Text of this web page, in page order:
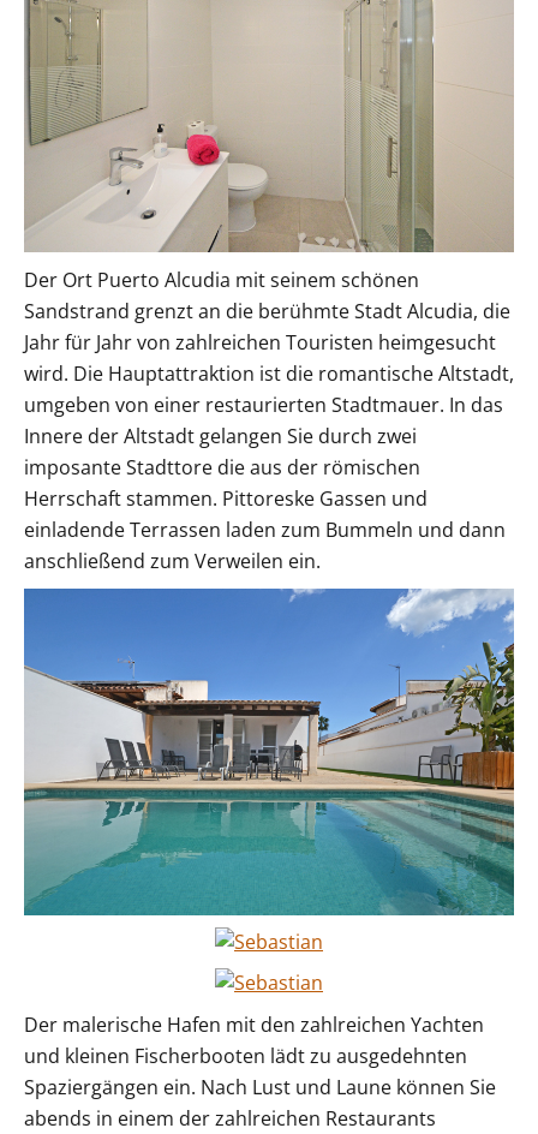
Der Ort Puerto Alcudia mit seinem schönen
Sandstrand grenzt an die berühmte Stadt Alcudia, die
Jahr für Jahr von zahlreichen Touristen heimgesucht
wird. Die Hauptattraktion ist die romantische Altstadt,
umgeben von einer restaurierten Stadtmauer. In das
Innere der Altstadt gelangen Sie durch zwei
imposante Stadttore die aus der römischen
Herrschaft stammen. Pittoreske Gassen und
einladende Terrassen laden zum Bummeln und dann
anschließend zum Verweilen ein.
Der malerische Hafen mit den zahlreichen Yachten
und kleinen Fischerbooten lädt zu ausgedehnten
Spaziergängen ein. Nach Lust und Laune können Sie
abends in einem der zahlreichen Restaurants